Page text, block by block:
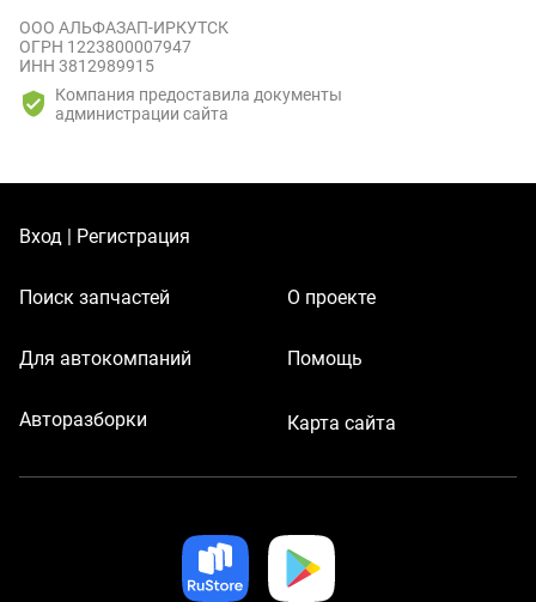
ООО АЛЬФАЗАП-ИРКУТСК
ОГРН 1223800007947
ИНН 3812989915
Компания предоставила документы
администрации сайта
Вход | Регистрация
Поиск запчастей
Для автокомпаний
Авторазборки
О проекте
Помощь
Карта сайта